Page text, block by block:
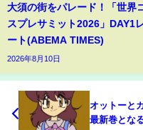
大須の街をパレード！「世界
スプレサミット2026」DAY1
ート(ABEMA TIMES)
2026年8月10日
オットーと
最新巻とな